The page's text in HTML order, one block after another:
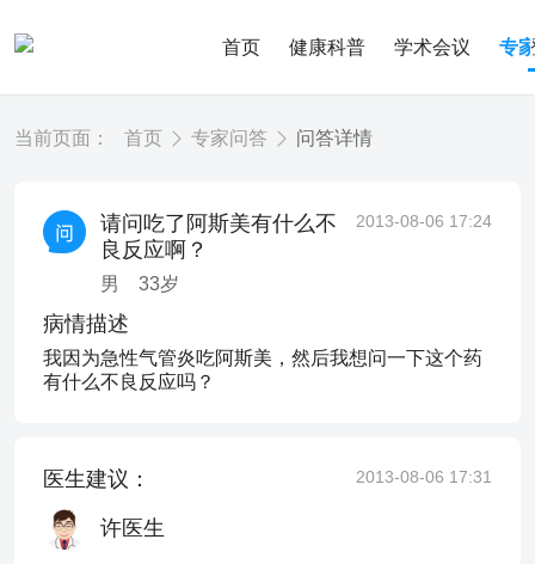
首页 健康科普 学术会议 专
当前页面： 首页 专家问答 问答详情
请问吃了阿斯美有什么不
良反应啊？
男 33岁
2013-08-06 17:24
病情描述
我因为急性气管炎吃阿斯美，然后我想问一下这个药
有什么不良反应吗？
医生建议： 2013-08-06 17:31
许医生